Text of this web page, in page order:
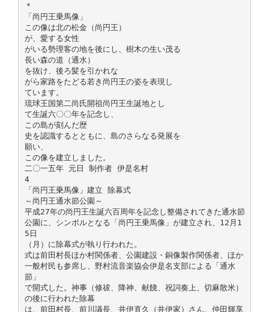
＊
「尚円王乗馬像」
この像は北の松金（尚円王）
が、愛する女性
がいる勢理客の地を後にし、樹木の生い茂る
長い森の道（通水）
を抜け、後ろ髪を引かれな
がら家路をたどる若き尚円王の姿を表現し
ています。
琉球王国第二尚氏開祖尚円王生誕地とし
て生誕六〇〇年を記念し、
この島が刻んだ歴
史を認識するとともに、島のさらなる発展を
願い、
この像を建立しました。
二〇一五年 元日 制作者 伊是名村
4
「尚円王乗馬像」建立 除幕式
～尚円王通水節公園～
平成27年の尚円王生誕六百周年を記念し整備されてきた通水節
公園に、シンボルとなる「尚円王乗馬像」が建立され、12月1
5日
（月）に除幕式が執り行われた。
式は前田村長ほか村関係者、公園建設・銅像製作関係者、ほか
一般村民も参席し、野村流音楽協会伊是名支部による「通水
節」
で開式した。神事（修祓、降神、献餞、祝詞奏上、切麻散米）
の後に行われた除幕
は、前田村長、前川議長、井伊直久（井伊家）さん、仲田輝享